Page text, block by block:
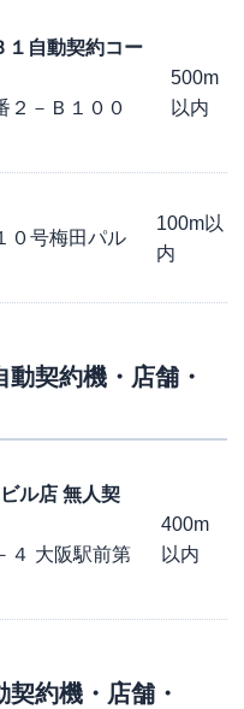
１自動契約コー
２－Ｂ１００
500m
以内
０号梅田パル
100m以
内
契約機・店舗・
ル店 無人契
４ 大阪駅前第
400m
以内
約機・店舗・